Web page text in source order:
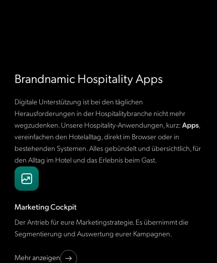
Brandnamic Hospitality Apps
Digitale Unterstützung ist bei den täglichen
Herausforderungen in der Hospitalitybranche nicht mehr
wegzudenken. Unsere Hospitality-Anwendungen, kurz: Apps,
vereinfachen den Hotelalltag, direkt im Browser oder in
bestehenden Systemen. Alles gebündelt und übersichtlich, für
den Alltag im Hotel und das Erlebnis beim Gast.
Marketing Cockpit
Der Antrieb für eure Marketingstrategie. Es übernimmt die
Segmentierung und Auswertung eurer Kampagnen.
Mehr anzeigen